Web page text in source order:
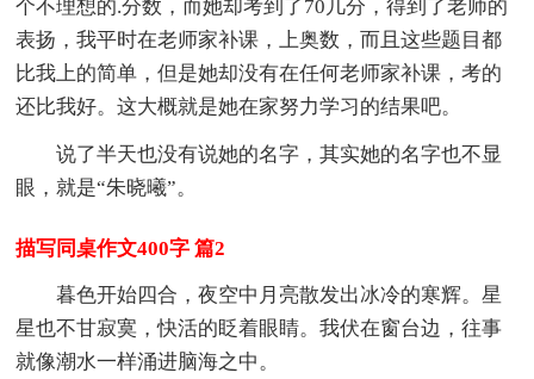
个不理想的.分数，而她却考到了70几分，得到了老师的
表扬，我平时在老师家补课，上奥数，而且这些题目都
比我上的简单，但是她却没有在任何老师家补课，考的
还比我好。这大概就是她在家努力学习的结果吧。
说了半天也没有说她的名字，其实她的名字也不显
眼，就是“朱晓曦”。
描写同桌作文400字 篇2
暮色开始四合，夜空中月亮散发出冰冷的寒辉。星
星也不甘寂寞，快活的眨着眼睛。我伏在窗台边，往事
就像潮水一样涌进脑海之中。